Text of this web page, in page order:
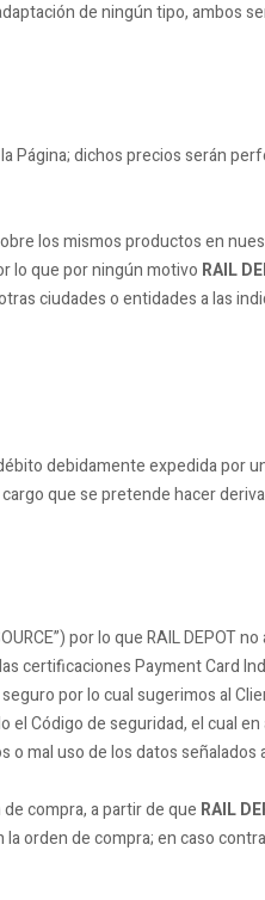
de ningún tipo, ambos
Página; dichos precios serán
los mismos productos en
lo que por ningún motivo RAIL
ciudades o entidades a las
debidamente expedida por
que se pretende hacer
por lo que RAIL DEPOT
certificaciones Payment Card
por lo cual sugerimos al
Código de seguridad, el cual
o mal uso de los datos
compra, a partir de que RAIL
orden de compra; en caso